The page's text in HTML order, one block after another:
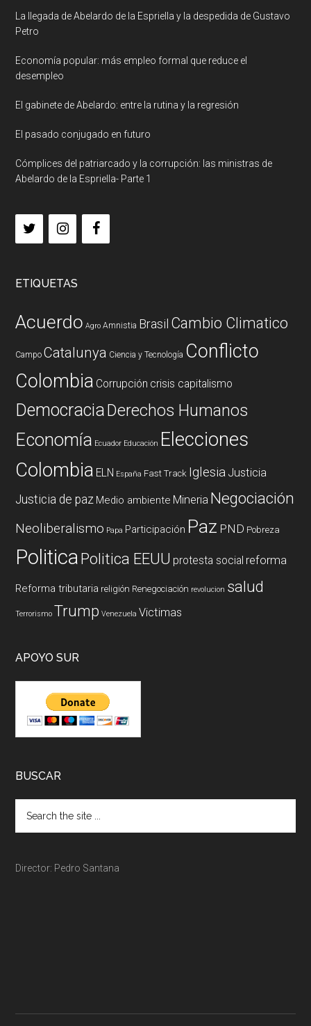
La llegada de Abelardo de la Espriella y la despedida de Gustavo
Petro
Economía popular: más empleo formal que reduce el
desempleo
El gabinete de Abelardo: entre la rutina y la regresión
El pasado conjugado en futuro
Cómplices del patriarcado y la corrupción: las ministras de
Abelardo de la Espriella- Parte 1
ETIQUETAS
Acuerdo Agro Amnistia Brasil Cambio Climatico
Campo Catalunya Ciencia y Tecnología Conflicto
Colombia Corrupción crisis capitalismo
DemocraciaDerechos Humanos
Economía Ecuador Educación Elecciones
Colombia ELN España Fast Track Iglesia Justicia
Justicia de paz Medio ambiente Mineria Negociación
Neoliberalismo Papa Participación Paz PND Pobreza
PoliticaPolitica EEUU protesta social reforma
Reforma tributaria religión Renegociación revolucion salud
Terrorismo Trump Venezuela Victimas
APOYO SUR
BUSCAR
Director: Pedro Santana